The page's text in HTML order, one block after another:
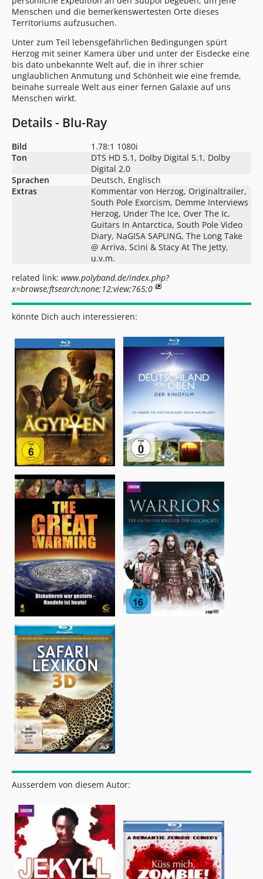
Menschen und die bemerkenswertesten Orte dieses
Territoriums aufzusuchen.
Unter zum Teil lebensgefährlichen Bedingungen spürt
Herzog mit seiner Kamera über und unter der Eisdecke eine
bis dato unbekannte Welt auf, die in ihrer schier
unglaublichen Anmutung und Schönheit wie eine fremde,
beinahe surreale Welt aus einer fernen Galaxie auf uns
Menschen wirkt.
Details - Blu-Ray
Bild
1.78:1 1080i
Ton
DTS HD 5.1, Dolby Digital 5.1, Dolby
Digital 2.0
Sprachen
Deutsch, Englisch
Extras
Kommentar von Herzog, Originaltrailer,
South Pole Exorcism, Demme Interviews
Herzog, Under The Ice, Over The Ic,
Guitars In Antarctica, South Pole Video
Diary, NaGISA SAPLING, The Long Take
@ Arriva, Scini & Stacy At The Jetty,
u.v.m.
related link: www.polyband.de/index.php?
x=browse;ftsearch;none;12;view;765;0
könnte Dich auch interessieren:
Ausserdem von diesem Autor: